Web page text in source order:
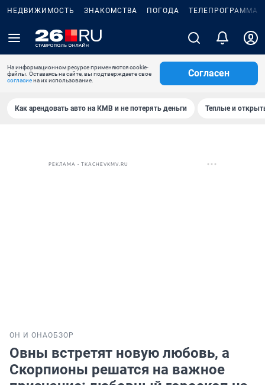
НЕДВИЖИМОСТЬ ЗНАКОМСТВА ПОГОДА ТЕЛЕПРОГРАММА
На информационном ресурсе применяются cookie-
файлы. Оставаясь на сайте, вы подтверждаете свое
согласиена их использование.
Согласен
Как арендовать авто на КМВ и не потерять деньги Теплые и
РЕКЛАМА • TKACHEVKMV.RU
ОН И ОНАОБЗОР
Овны встретят новую любовь, а
Скорпионы решатся на важное